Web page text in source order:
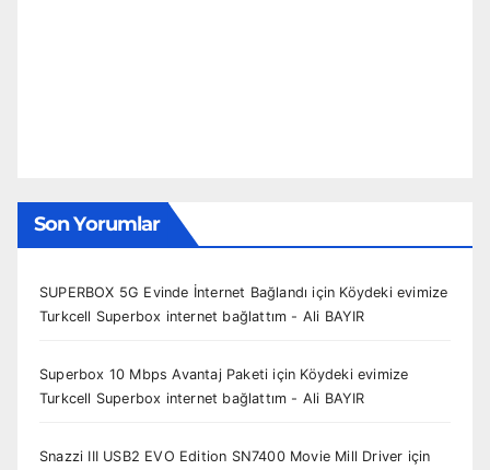
Son Yorumlar
SUPERBOX 5G Evinde İnternet Bağlandı için Köydeki evimize
Turkcell Superbox internet bağlattım - Ali BAYIR
Superbox 10 Mbps Avantaj Paketi için Köydeki evimize
Turkcell Superbox internet bağlattım - Ali BAYIR
Snazzi III USB2 EVO Edition SN7400 Movie Mill Driver için